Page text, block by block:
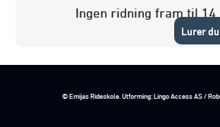
Ingen ridning fram til
© Emijas Rideskole. Utforming: Lingo Access AS /
Lurer